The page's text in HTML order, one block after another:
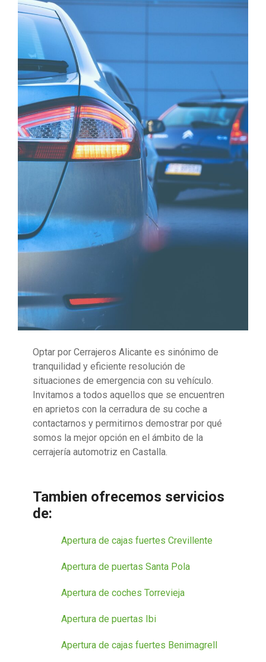
Optar por Cerrajeros Alicante es sinónimo de
tranquilidad y eficiente resolución de
situaciones de emergencia con su vehículo.
Invitamos a todos aquellos que se encuentren
en aprietos con la cerradura de su coche a
contactarnos y permitirnos demostrar por qué
somos la mejor opción en el ámbito de la
cerrajería automotriz en Castalla.
Tambien ofrecemos servicios
de:
Apertura de cajas fuertes Crevillente
Apertura de puertas Santa Pola
Apertura de coches Torrevieja
Apertura de puertas Ibi
Apertura de cajas fuertes Benimagrell